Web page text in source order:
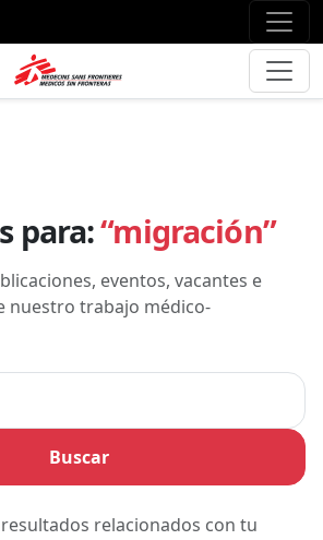
Ir
para:“migración”
eventos, vacantes e
nuestro trabajo médico-
Buscar
resultados relacionados con tu